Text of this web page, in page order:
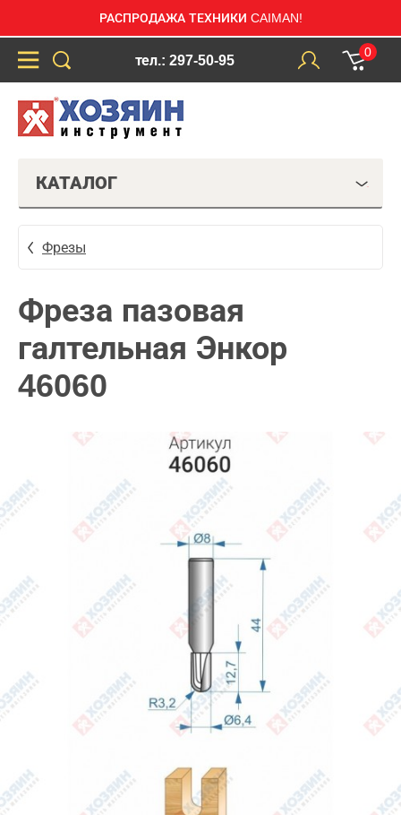
РАСПРОДАЖА ТЕХНИКИ CAIMAN!
тел.: 297-50-95
0
КАТАЛОГ
Фрезы
Фреза пазовая
галтельная Энкор
46060